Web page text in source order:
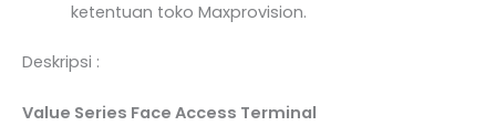
ketentuan toko Maxprovision.
Deskripsi :
Value Series Face Access Terminal